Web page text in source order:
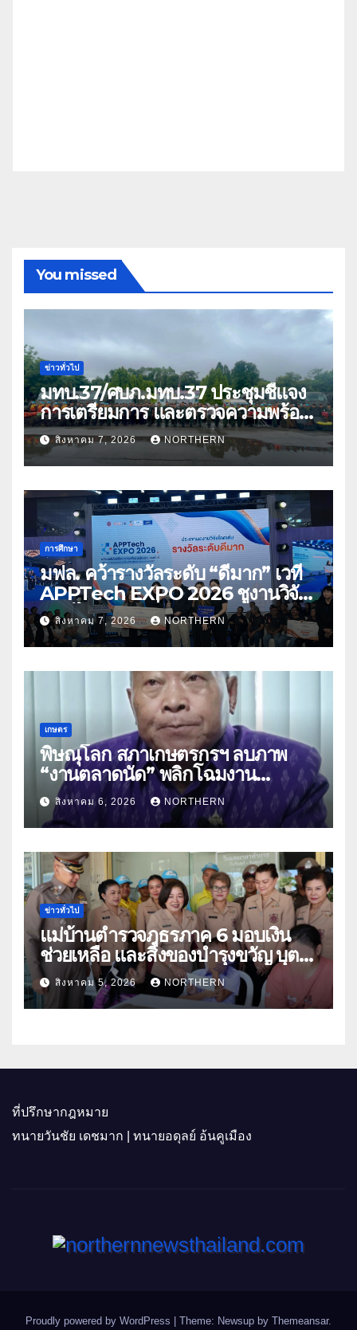
You missed
ข่าวทั่วไป
มทบ.37/ศบภ.มทบ.37 ประชุมชี้แจง
การเตรียมการ และตรวจความพร้อม
ด้านการบรรเทาสาธารณภัย
สิงหาคม 7, 2026 NORTHERN
การศึกษา
มฟล. คว้ารางวัลระดับ “ดีมาก” เวที
APPTech EXPO 2026 ชูงานวิจัย
สมุนไพร ขับเคลื่อนนวัตกรรมสู่เชิง
พาณิชย์
สิงหาคม 7, 2026 NORTHERN
เกษตร
พิษณุโลก สภาเกษตรกรฯ ลบภาพ
“งานตลาดนัด” พลิกโฉมงาน
“เกษตรรุ่งเรืองเมืองสองแคว 69” มุ่ง
ประโยชน์เกษตรกร ดึงนวัตกรรม-จับ
คู่ธุรกิจดันสินค้าเกษตรสู่สากล (คลิป)
สิงหาคม 6, 2026 NORTHERN
ข่าวทั่วไป
แม่บ้านตำรวจภูธรภาค 6 มอบเงิน
ช่วยเหลือ และสิ่งของบำรุงขวัญ บุตร-
ธิดา ข้าราชการตำรวจจังหวัด
อุทัยธานี
สิงหาคม 5, 2026 NORTHERN
ที่ปรึกษากฎหมาย
ทนายวันชัย เดชมาก | ทนายอดุลย์ อ้นคูเมือง
Proudly powered by WordPress Theme: Newsup by Themeansar.